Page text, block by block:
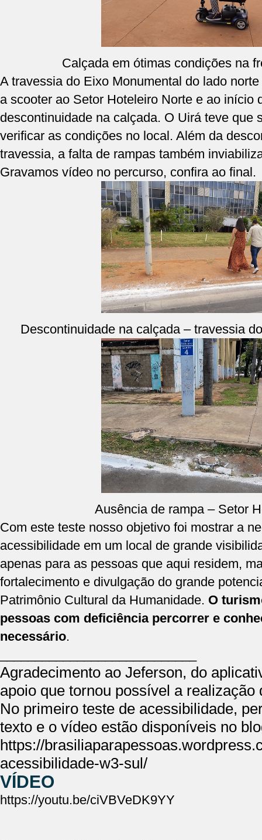
Calçada em ótimas condições na
A travessia do Eixo Monumental do lado
a scooter ao Setor Hoteleiro Norte e ao início
descontinuidade na calçada. O Uirá teve que
verificar as condições no local. Além da
travessia, a falta de rampas também
Gravamos vídeo no percurso, confira ao final.
Descontinuidade na calçada – travessia
Ausência de rampa – Setor
Com este teste nosso objetivo foi mostrar a
acessibilidade em um local de grande
apenas para as pessoas que aqui residem,
fortalecimento e divulgação do grande
Patrimônio Cultural da Humanidade. O
pessoas com deficiência percorrer e
necessário.
Agradecimento ao Jeferson, do
apoio que tornou possível a realização
No primeiro teste de acessibilidade,
texto e o vídeo estão disponíveis no
https://
acessibilidade-w3-sul/
VÍDEO
https://youtu.be/ciVBVeDK9YY